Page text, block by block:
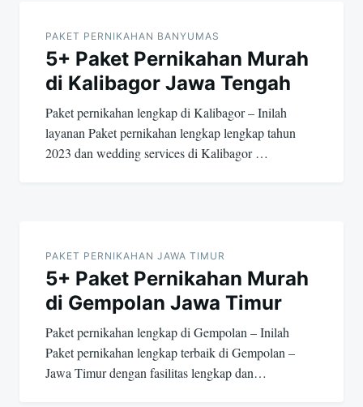
navigation
PAKET PERNIKAHAN BANYUMAS
5+ Paket Pernikahan Murah
di Kalibagor Jawa Tengah
Paket pernikahan lengkap di Kalibagor – Inilah
layanan Paket pernikahan lengkap lengkap tahun
2023 dan wedding services di Kalibagor …
PAKET PERNIKAHAN JAWA TIMUR
5+ Paket Pernikahan Murah
di Gempolan Jawa Timur
Paket pernikahan lengkap di Gempolan – Inilah
Paket pernikahan lengkap terbaik di Gempolan –
Jawa Timur dengan fasilitas lengkap dan…